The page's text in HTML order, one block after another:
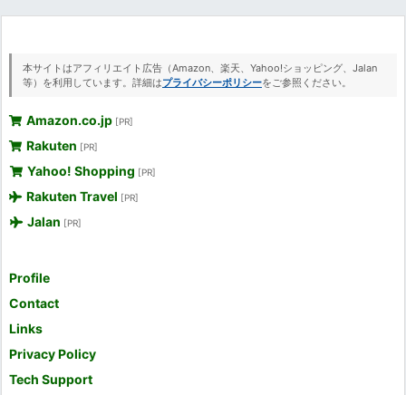
本サイトはアフィリエイト広告（Amazon、楽天、Yahoo!ショッピング、Jalan
等）を利用しています。詳細はプライバシーポリシーをご参照ください。
Amazon.co.jp [PR]
Rakuten [PR]
Yahoo! Shopping [PR]
Rakuten Travel [PR]
Jalan [PR]
Profile
Contact
Links
Privacy Policy
Tech Support